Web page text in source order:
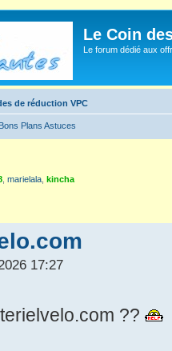
Le Coin
Le forum dédié aux
de réduction VPC
Plans Astuces
marielala kincha
17:27
??